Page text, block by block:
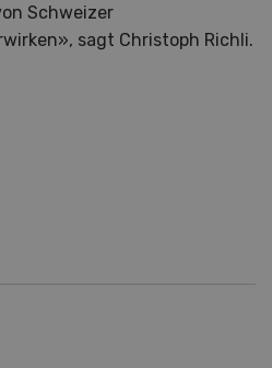
Schweizer
sagt Christoph Richli.